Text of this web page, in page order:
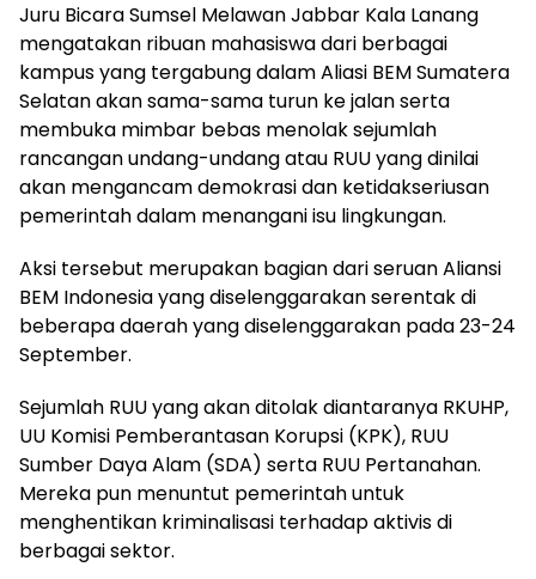
Juru Bicara Sumsel Melawan Jabbar Kala Lanang
mengatakan ribuan mahasiswa dari berbagai
kampus yang tergabung dalam Aliasi BEM Sumatera
Selatan akan sama-sama turun ke jalan serta
membuka mimbar bebas menolak sejumlah
rancangan undang-undang atau RUU yang dinilai
akan mengancam demokrasi dan ketidakseriusan
pemerintah dalam menangani isu lingkungan.
Aksi tersebut merupakan bagian dari seruan Aliansi
BEM Indonesia yang diselenggarakan serentak di
beberapa daerah yang diselenggarakan pada 23-24
September.
Sejumlah RUU yang akan ditolak diantaranya RKUHP,
UU Komisi Pemberantasan Korupsi (KPK), RUU
Sumber Daya Alam (SDA) serta RUU Pertanahan.
Mereka pun menuntut pemerintah untuk
menghentikan kriminalisasi terhadap aktivis di
berbagai sektor.